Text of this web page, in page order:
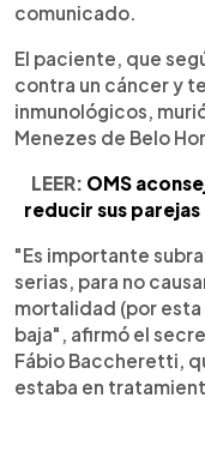
comunicado.
El paciente, que
contra un cáncer y
inmunológicos,
Menezes de Belo
LEER: OMS
reducir sus
"Es importante
serias, para no
mortalidad (por
baja", afirmó el
Fábio Baccheretti,
estaba en